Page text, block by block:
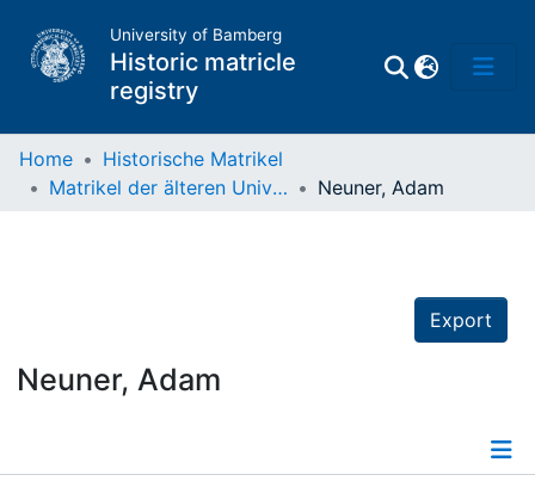
University of Bamberg
Historic matricle
registry
Home
Historische Matrikel
Matrikel der älteren Universität
Neuner, Adam
Export
Neuner, Adam